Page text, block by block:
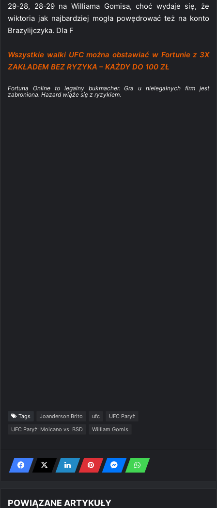
29-28, 28-29 na Williama Gomisa, choć wydaje się, że
wiktoria jak najbardziej mogła powędrować też na konto
Brazylijczyka. Dla F
Wszystkie walki UFC można obstawiać w Fortunie z 3X
ZAKŁADEM BEZ RYZYKA – KAŻDY DO 100 ZŁ
Fortuna Online to legalny bukmacher. Gra u nielegalnych firm jest
zabroniona. Hazard wiąże się z ryzykiem.
Tags Joanderson Brito ufc
UFC Paryż
UFC Paryż: Moicano vs. BSD
William Gomis
POWIĄZANE ARTYKUŁY